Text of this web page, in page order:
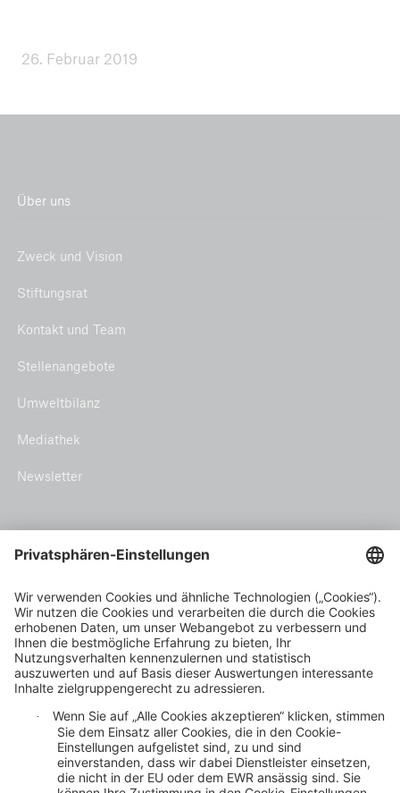
26. Februar 2019
Über uns
Zweck und Vision
Stiftungsrat
Kontakt und Team
Stellenangebote
Umweltbilanz
Mediathek
Newsletter
Klimarisiko und Anpassung
Inclusive insurance
Klimaschutz